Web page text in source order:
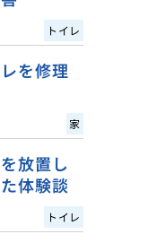
トイレ
を修理
家
放置し
体験談
トイレ